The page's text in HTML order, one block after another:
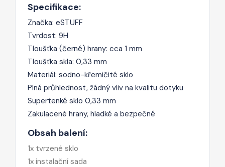
Specifikace:
Značka: eSTUFF
Tvrdost: 9H
Tloušťka (černé) hrany: cca 1 mm
Tloušťka skla: 0,33 mm
Materiál: sodno-křemičité sklo
Plná průhlednost, žádný vliv na kvalitu dotyku
Supertenké sklo 0,33 mm
Zakulacené hrany, hladké a bezpečné
Obsah balení:
1x tvrzené sklo
1x instalační sada